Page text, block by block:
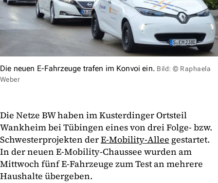
Die neuen E-Fahrzeuge trafen im Konvoi ein. Bild: © Raphaela
Weber
Die Netze BW haben im Kusterdinger Ortsteil
Wankheim bei Tübingen eines von drei Folge- bzw.
Schwesterprojekten derE-Mobility-Allee gestartet.
In der neuen E-Mobility-Chaussee wurden am
Mittwoch fünf E-Fahrzeuge zum Test an mehrere
Haushalte übergeben.